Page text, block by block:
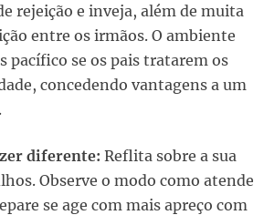
rejeição e inveja, além de muita
entre os irmãos. O ambiente
pacífico se os pais tratarem os
concedendo vantagens a um
diferente: Reflita sobre a sua
Observe o modo como atende
se age com mais apreço com